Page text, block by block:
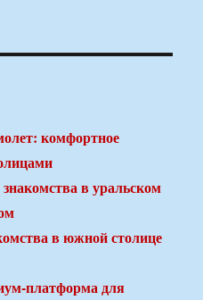
комфортное
в уральском
в южной столице
платформа для